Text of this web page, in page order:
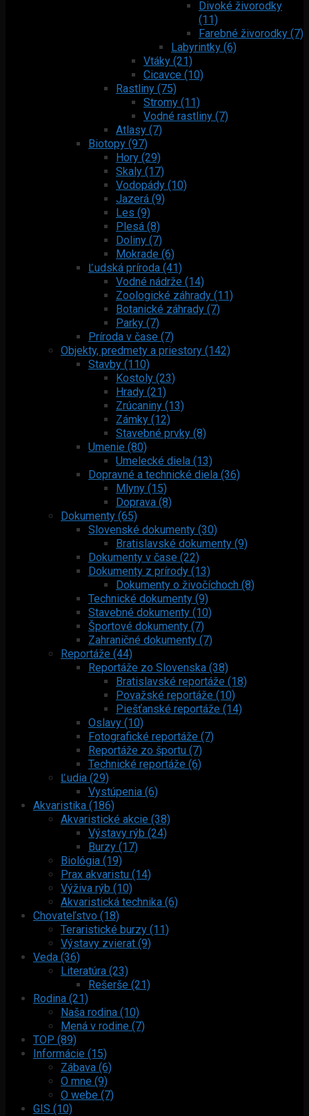
Divoké živorodky
(11)
Farebné živorodky (7)
Labyrintky (6)
Vtáky (21)
Cicavce (10)
Rastliny (75)
Stromy (11)
Vodné rastliny (7)
Atlasy (7)
Biotopy (97)
Hory (29)
Skaly (17)
Vodopády (10)
Jazerá (9)
Les (9)
Plesá (8)
Doliny (7)
Mokrade (6)
Ľudská príroda (41)
Vodné nádrže (14)
Zoologické záhrady (11)
Botanické záhrady (7)
Parky (7)
Príroda v čase (7)
Objekty, predmety a priestory (142)
Stavby (110)
Kostoly (23)
Hrady (21)
Zrúcaniny (13)
Zámky (12)
Stavebné prvky (8)
Umenie (80)
Umelecké diela (13)
Dopravné a technické diela (36)
Mlyny (15)
Doprava (8)
Dokumenty (65)
Slovenské dokumenty (30)
Bratislavské dokumenty (9)
Dokumenty v čase (22)
Dokumenty z prírody (13)
Dokumenty o živočíchoch (8)
Technické dokumenty (9)
Stavebné dokumenty (10)
Športové dokumenty (7)
Zahraničné dokumenty (7)
Reportáže (44)
Reportáže zo Slovenska (38)
Bratislavské reportáže (18)
Považské reportáže (10)
Piešťanské reportáže (14)
Oslavy (10)
Fotografické reportáže (7)
Reportáže zo športu (7)
Technické reportáže (6)
Ľudia (29)
Vystúpenia (6)
Akvaristika (186)
Akvaristické akcie (38)
Výstavy rýb (24)
Burzy (17)
Biológia (19)
Prax akvaristu (14)
Výživa rýb (10)
Akvaristická technika (6)
Chovateľstvo (18)
Teraristické burzy (11)
Výstavy zvierat (9)
Veda (36)
Literatúra (23)
Rešerše (21)
Rodina (21)
Naša rodina (10)
Mená v rodine (7)
TOP (89)
Informácie (15)
Zábava (6)
O mne (9)
O webe (7)
GIS (10)